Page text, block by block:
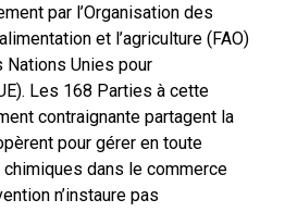
par l’Organisation des
et l’agriculture (FAO)
Unies pour
Les 168 Parties à cette
contraignante partagent la
pour gérer en toute
dans le commerce
n’instaure pas